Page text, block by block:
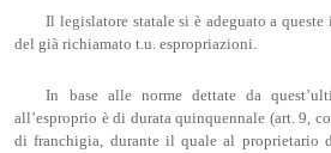
Il legislatore statale si è adeguato a
del già richiamato t.u. espropriazioni.
In base alle norme dettate da
all’esproprio è di durata quinquennale (art. 9,
di franchigia, durante il quale al proprietario